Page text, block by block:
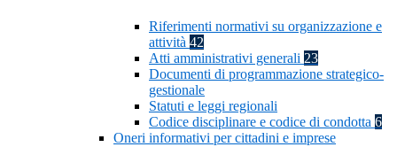
Riferimenti normativi su organizzazione e
attività 42
Atti amministrativi generali 23
Documenti di programmazione strategico-
gestionale
Statuti e leggi regionali
Codice disciplinare e codice di condotta 6
Oneri informativi per cittadini e imprese